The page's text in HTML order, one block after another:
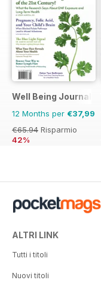
Well Being Journal
12 Months per €37,99
€65.94 Risparmio
42%
ALTRI LINK
Tutti i titoli
Nuovi titoli